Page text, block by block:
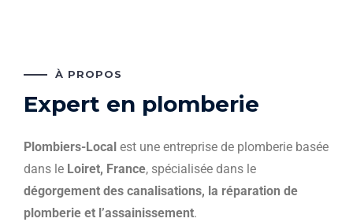
À PROPOS
Expert en plomberie
Plombiers-Local est une entreprise de plomberie basée
dans le Loiret, France, spécialisée dans le
dégorgement des canalisations, la réparation de
plomberie et l’assainissement.